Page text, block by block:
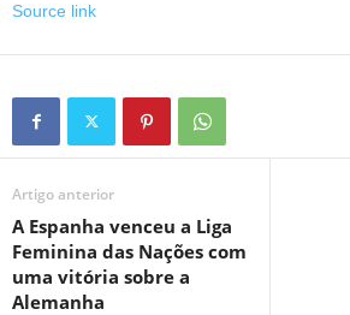
Source link
Artigo anterior
A Espanha venceu a Liga
Feminina das Nações com
uma vitória sobre a
Alemanha